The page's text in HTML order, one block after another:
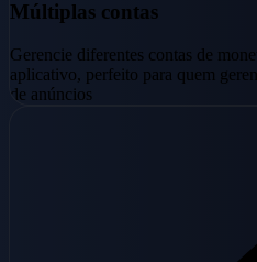
Múltiplas contas
Gerencie diferentes contas de
aplicativo, perfeito para quem
de anúncios